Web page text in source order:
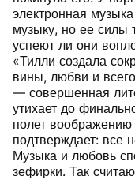
электронная
музыку, но ее силы
успеют ли они
«Тилли создала
вины, любви и
— совершенная
утихает до
полет
подтверждает: все
Музыка и любовь
зефирки. Так